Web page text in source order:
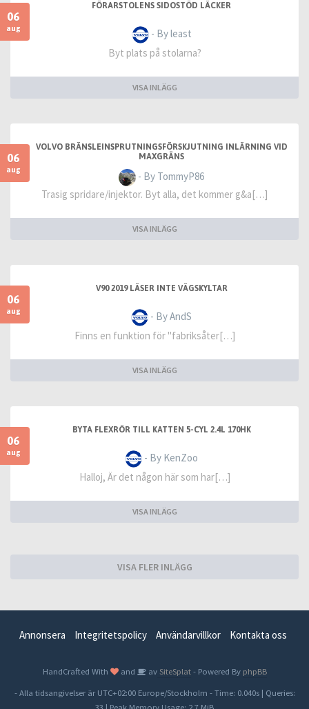
06
aug
FÖRARSTOLENS SIDOSTÖD LÄCKER
- By least
Byt plats på stolarna?
VISA INLÄGG
06
aug
VOLVO BRÄNSLEINSPRUTNINGSFÖRSKJUTNING INLÄRNING VID
MAXGRÄNS
- By TommyP86
Trasig spridare/injektor. Byt alla, det kommer g&a[…]
VISA INLÄGG
06
aug
V90 2019 LÄSER INTE VÄGSKYLTAR
- By AndS
Finns en funktion för "fabriksåter[…]
VISA INLÄGG
06
aug
BYTA FLEXRÖR TILL KATTEN 5-CYL 2.4L 170HK
- By KenZoo
Halloj, Är det någon här som har[…]
VISA INLÄGG
VISA FLER INLÄGG
Annonsera Integritetspolicy Användarvillkor Kontakta oss
HandCrafted With and avSiteSplat- Powered By phpBB
- Alla tidsangivelser är UTC+02:00 Europe/Stockholm - Time: 0.040s| Queries: